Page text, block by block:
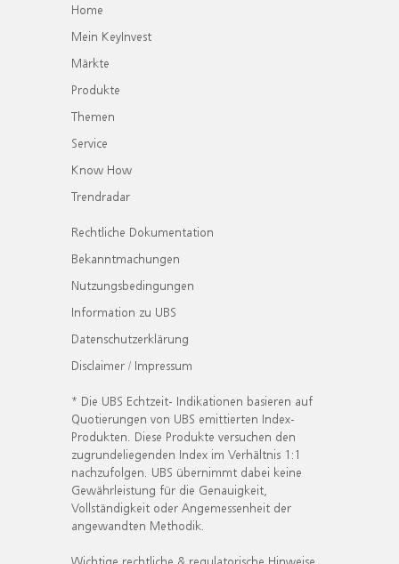
Home
Mein KeyInvest
Märkte
Produkte
Themen
Service
Know How
Trendradar
Rechtliche Dokumentation
Bekanntmachungen
Nutzungsbedingungen
Information zu UBS
Datenschutzerklärung
Disclaimer / Impressum
* Die UBS Echtzeit- Indikationen basieren auf
Quotierungen von UBS emittierten Index-
Produkten. Diese Produkte versuchen den
zugrundeliegenden Index im Verhältnis 1:1
nachzufolgen. UBS übernimmt dabei keine
Gewährleistung für die Genauigkeit,
Vollständigkeit oder Angemessenheit der
angewandten Methodik.